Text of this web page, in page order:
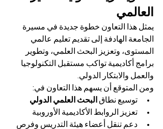
العالمي
يمثل هذا التعاون خطوة جديدة في مسيرة
الجامعة الهادفة إلى تقديم تعليم عالمي
المستوى، وتعزيز البحث العلمي، وتطوير
برامج أكاديمية تواكب مستقبل التكنولوجيا
والعمل والابتكار الدولي.
ومن المتوقع أن يسهم هذا التعاون في:
توسيع نطاق البحث العلمي الدولي
تعزيز الروابط الأكاديمية الأوروبية
دعم تنقل أعضاء هيئة التدريس وفرص